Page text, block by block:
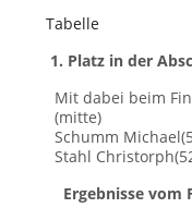
Tabelle
1. Platz in der
Mit dabei beim
(mitte)
Schumm
Stahl
Ergebnisse vom